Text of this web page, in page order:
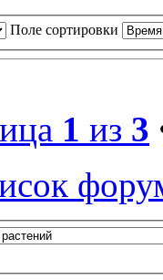
Поле сортировки
1 из 3